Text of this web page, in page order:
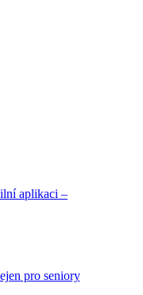
aplikaci –
pro seniory